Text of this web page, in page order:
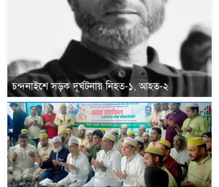
চন্দনাইশে সড়ক দূর্ঘটনায় নিহত-১, আহত-২